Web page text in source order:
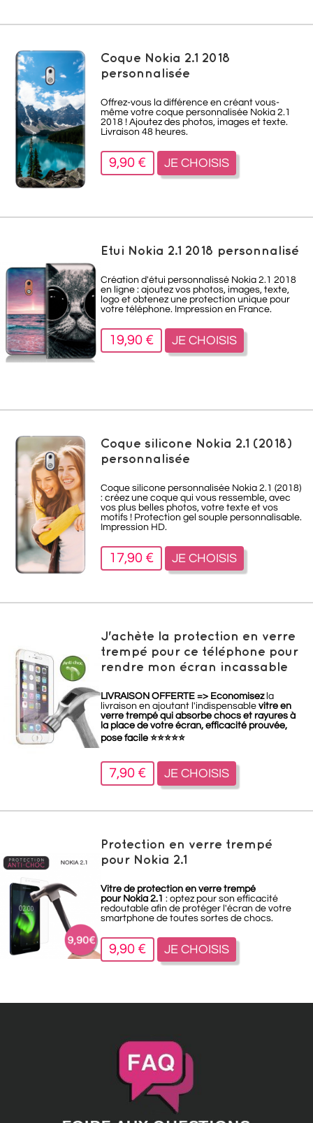
Coque Nokia 2.1 2018
personnalisée
Offrez-vous la différence en créant vous-
même votre coque personnalisée Nokia 2.1
2018 ! Ajoutez des photos, images et texte.
Livraison 48 heures.
9,90 € JE CHOISIS
Etui Nokia 2.1 2018 personnalisé
Création d'étui personnalissé Nokia 2.1 2018
en ligne : ajoutez vos photos, images, texte,
logo et obtenez une protection unique pour
votre téléphone. Impression en France.
19,90 € JE CHOISIS
Coque silicone Nokia 2.1 (2018)
personnalisée
Coque silicone personnalisée Nokia 2.1 (2018)
: créez une coque qui vous ressemble, avec
vos plus belles photos, votre texte et vos
motifs ! Protection gel souple personnalisable.
Impression HD.
17,90 € JE CHOISIS
J'achète la protection en verre
trempé pour ce téléphone pour
rendre mon écran incassable
LIVRAISON OFFERTE => Economisezla
livraison en ajoutant l'indispensable vitre en
verre trempé qui absorbe chocs et rayures à
la place de votre écran, efficacité prouvée,
pose facile ⭐⭐⭐⭐⭐
7,90 € JE CHOISIS
Protection en verre trempé
pour Nokia 2.1
Vitre de protection en verre trempé
pour Nokia 2.1 : optez pour son efficacité
redoutable afin de protéger l'écran de votre
smartphone de toutes sortes de chocs.
9,90 € JE CHOISIS